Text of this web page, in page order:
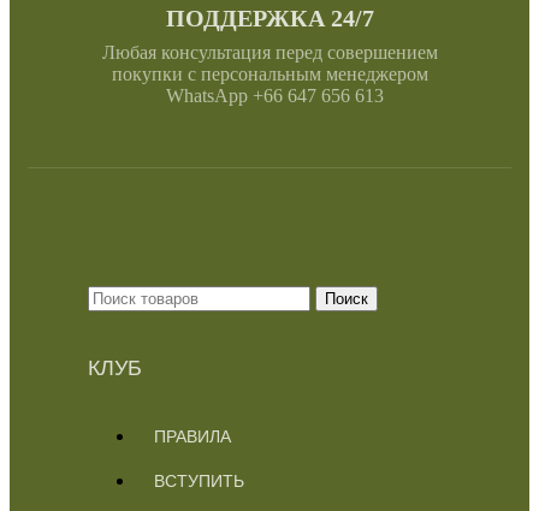
ПОДДЕРЖКА 24/7
Любая консультация перед совершением
покупки с персональным менеджером
WhatsApp +66 647 656 613
Поиск
КЛУБ
ПРАВИЛА
ВСТУПИТЬ